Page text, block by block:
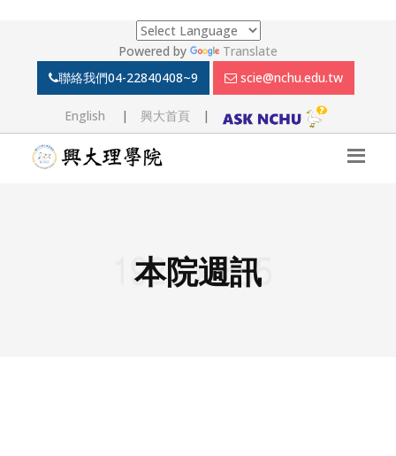
Powered by
Translate
聯絡我們04-22840408~9 scie@nchu.edu.tw
English | 興大首頁|
本院週訊